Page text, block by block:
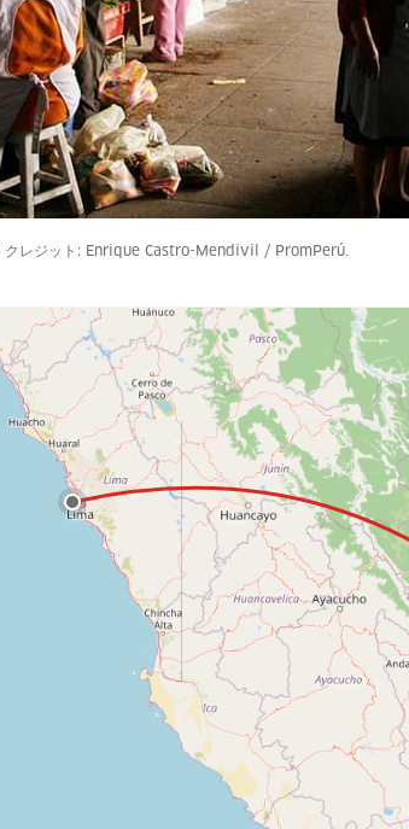
クレジット: Enrique Castro-Mendívil / PromPerú.